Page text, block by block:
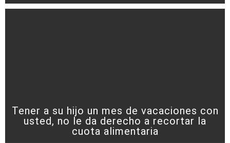
Tener a su hijo un mes de vacaciones con
usted, no le da derecho a recortar la
cuota alimentaria